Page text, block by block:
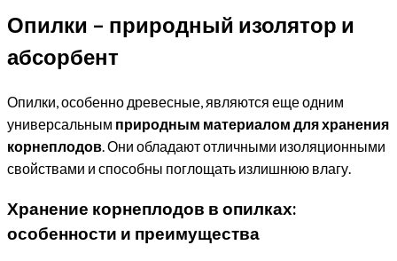
Опилки – природный изолятор и
абсорбент
Опилки, особенно древесные, являются еще одним
универсальным природным материалом для хранения
корнеплодов. Они обладают отличными изоляционными
свойствами и способны поглощать излишнюю влагу.
Хранение корнеплодов в опилках:
особенности и преимущества